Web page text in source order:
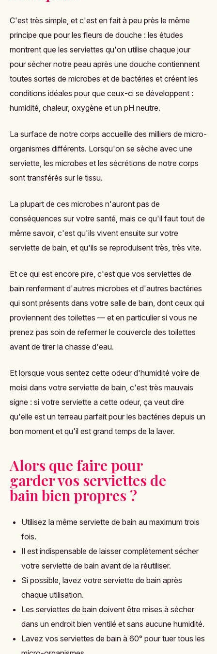
C'est très simple, et c'est en fait à peu près le même
principe que pour les fleurs de douche : les études
montrent que les serviettes qu'on utilise chaque jour
pour sécher notre peau après une douche contiennent
toutes sortes de microbes et de bactéries et créent les
conditions idéales pour que ceux-ci se développent :
humidité, chaleur, oxygène et un pH neutre.
La surface de notre corps accueille des milliers de micro-
organismes différents. Lorsqu'on se sèche avec une
serviette, les microbes et les sécrétions de notre corps
sont transférés sur le tissu.
La plupart de ces microbes n'auront pas de
conséquences sur votre santé, mais ce qu'il faut tout de
même savoir, c'est qu'ils vivent ensuite sur votre
serviette de bain, et qu'ils se reproduisent très, très vite.
Et ce qui est encore pire, c'est que vos serviettes de
bain renferment d'autres microbes et d'autres bactéries
qui sont présents dans votre salle de bain, dont ceux qui
proviennent des toilettes — et en particulier si vous ne
prenez pas soin de refermer le couvercle des toilettes
avant de tirer la chasse d'eau.
Et lorsque vous sentez cette odeur d'humidité voire de
moisi dans votre serviette de bain, c'est très mauvais
signe : si votre serviette a cette odeur, ça veut dire
qu'elle est un terreau parfait pour les bactéries depuis un
bon moment et qu'il est grand temps de la laver.
Alors que faire pour
garder vos serviettes de
bain bien propres ?
Utilisez la même serviette de bain au maximum trois
fois.
Il est indispensable de laisser complètement sécher
votre serviette de bain avant de la réutiliser.
Si possible, lavez votre serviette de bain après
chaque utilisation.
Les serviettes de bain doivent être mises à sécher
dans un endroit bien ventilé et sans aucune humidité.
Lavez vos serviettes de bain à 60° pour tuer tous les